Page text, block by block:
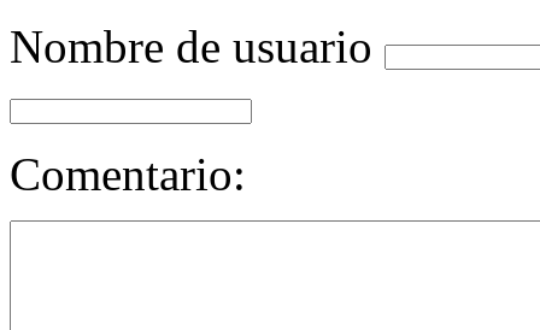
Nombre de usuario
Comentario: